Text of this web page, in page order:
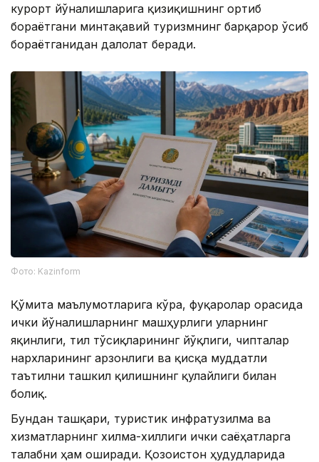
курорт йўналишларига қизиқишнинг ортиб
бораётгани минтақавий туризмнинг барқарор ўсиб
бораётганидан далолат беради.
Фото: Kazinform
Қўмита маълумотларига кўра, фуқаролар орасида
ички йўналишларнинг машҳурлиги уларнинг
яқинлиги, тил тўсиқларининг йўқлиги, чипталар
нархларининг арзонлиги ва қисқа муддатли
таътилни ташкил қилишнинг қулайлиги билан
боғлиқ.
Бундан ташқари, туристик инфратузилма ва
хизматларнинг хилма-хиллиги ички саёҳатларга
талабни ҳам оширади. Қозоғистон ҳудудларида